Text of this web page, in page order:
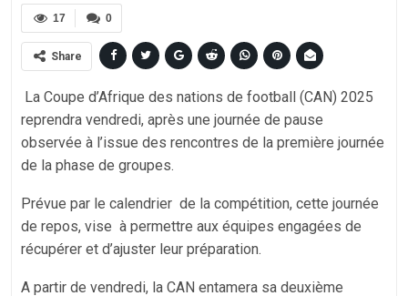
0
17
Share
La Coupe d’Afrique des nations de football (CAN) 2025
reprendra vendredi, après une journée de pause
observée à l’issue des rencontres de la première journée
de la phase de groupes.
‎Prévue par le calendrier de la compétition, cette journée
de repos, vise à permettre aux équipes engagées de
récupérer et d’ajuster leur préparation.
‎A partir de vendredi, la CAN entamera sa deuxième